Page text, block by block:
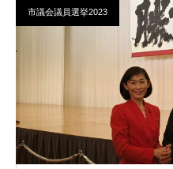
市議会議員選挙2023